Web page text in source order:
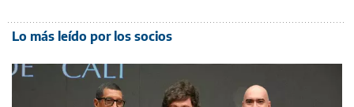
Lo más leído por los socios